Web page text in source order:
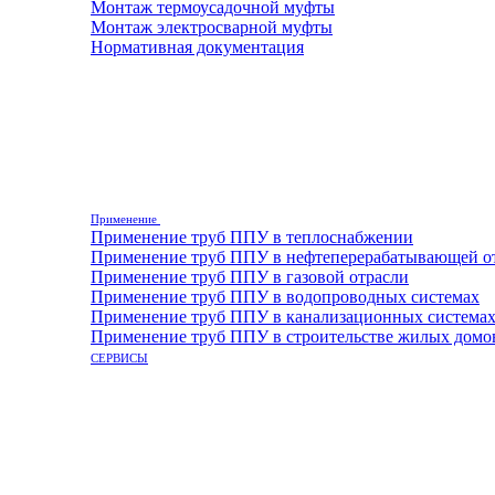
Монтаж термоусадочной муфты
Монтаж электросварной муфты
Нормативная документация
Применение
Применение труб ППУ в теплоснабжении
Применение труб ППУ в нефтеперерабатывающей
Применение труб ППУ в газовой отрасли
Применение труб ППУ в водопроводных системах
Применение труб ППУ в канализационных системах
Применение труб ППУ в строительстве жилых
СЕРВИСЫ